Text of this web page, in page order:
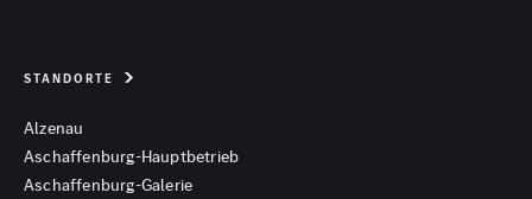
STANDORTE
Alzenau
Aschaffenburg-Hauptbetrieb
Aschaffenburg-Galerie